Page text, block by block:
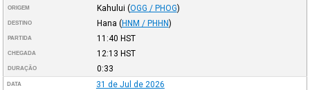
ORIGEM Kahului (OGG / PHOG)
DESTINO Hana (HNM / PHHN)
PARTIDA 11:40 HST
CHEGADA 12:13 HST
DURAÇÃO 0:33
DATA 31 de Jul de 2026